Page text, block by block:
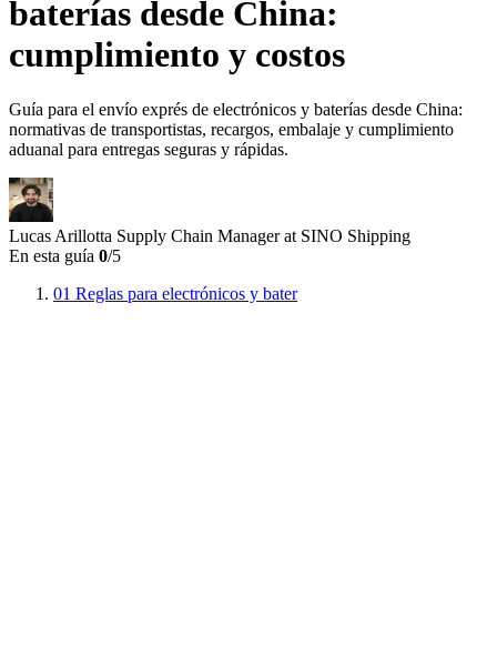
baterías desde China:
cumplimiento y costos
Guía para el envío exprés de electrónicos y baterías desde China:
normativas de transportistas, recargos, embalaje y cumplimiento
aduanal para entregas seguras y rápidas.
Lucas Arillotta Supply Chain Manager at SINO Shipping
En esta guía 0/5
01 Reglas para electrónicos y bater